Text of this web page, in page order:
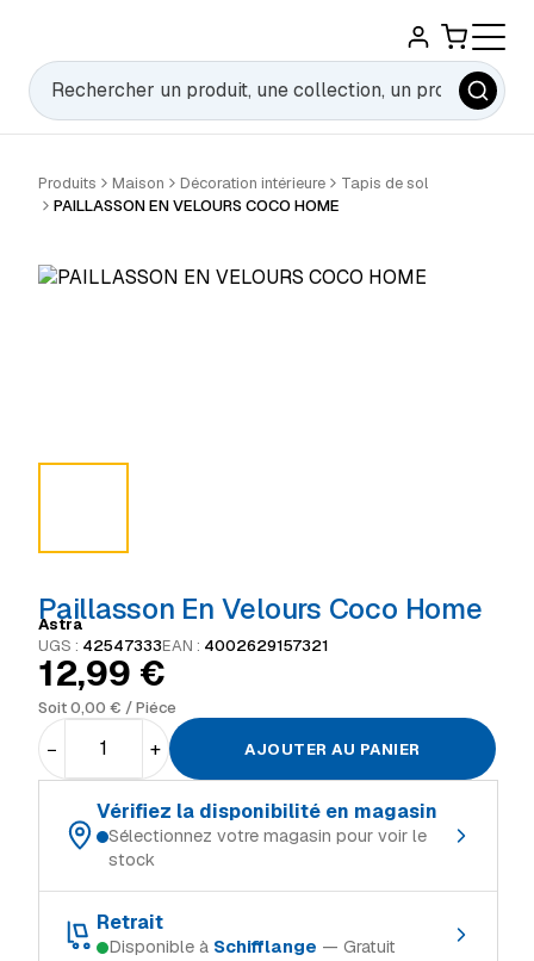
Rechercher
Produits Maison Décoration intérieure
Tapis de sol
PAILLASSON EN VELOURS COCO HOME
Paillasson En Velours Coco Home
Astra
UGS : 42547333EAN : 4002629157321
12,99 €
Soit0,00 € / Piéce
− + AJOUTER AU PANIER
Vérifiez la disponibilité en magasin
Sélectionnez votre magasin pour voir le
stock
Schifflange En stock
Retrait
Disponible à Schifflange — Gratuit